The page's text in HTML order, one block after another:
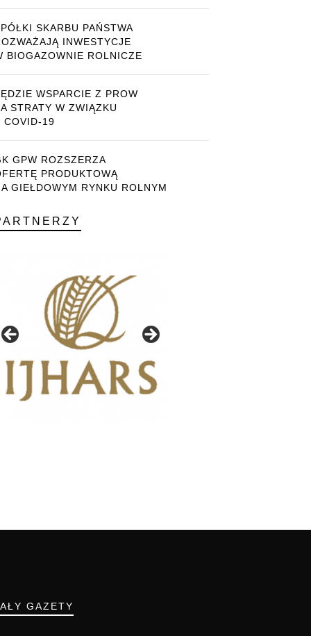
SKARBU PAŃSTWA
INWESTYCJE
BIOGAZOWNIE ROLNICZE
WSPARCIE Z PROW
STRATY W ZWIĄZKU
COVID-19
GPW ROZSZERZA
PRODUKTOWĄ
GIEŁDOWYM RYNKU ROLNYM
GAZETY